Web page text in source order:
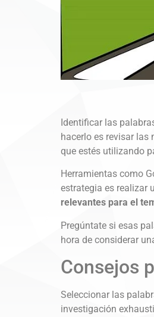
Identificar las
hacerlo es revisar las
que estés utilizando
Herramientas como
estrategia es realizar
relevantes para el
Pregúntate si esas
hora de considerar
Consejos
Seleccionar las
investigación